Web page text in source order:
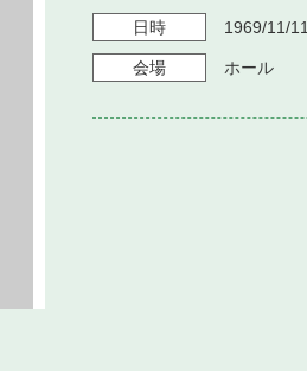
日時 1969/11/11
会場 ホール